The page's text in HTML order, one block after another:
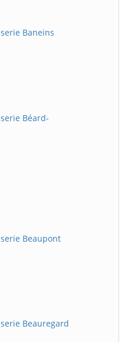
Baneins
Béard-
Beaupont
Beauregard